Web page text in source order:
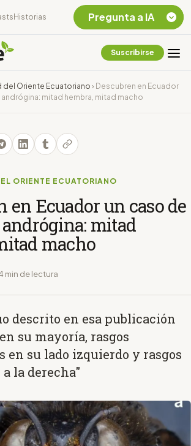
Historias
Suscribirse
del Oriente Ecuatoriano › Descubren en Ecuador
andrógina: mitad hembra, mitad macho
ORIENTE ECUATORIANO
en Ecuador un caso de
mitad
macho
min de lectura
descrito en esa publicación
su mayoría, rasgos
en su lado izquierdo y rasgos
la derecha"
Pregunta a IA
Chevron Ecuador